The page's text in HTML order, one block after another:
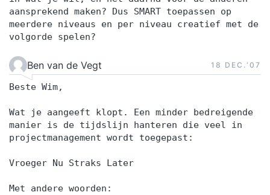
aansprekend maken? Dus SMART toepassen op
meerdere niveaus en per niveau creatief met de
volgorde spelen?
Ben van de Vegt 18 DEC.‘07
Beste Wim,
Wat je aangeeft klopt. Een minder bedreigende
manier is de tijdslijn hanteren die veel in
projectmanagement wordt toegepast:
Vroeger Nu Straks Later
Met andere woorden: